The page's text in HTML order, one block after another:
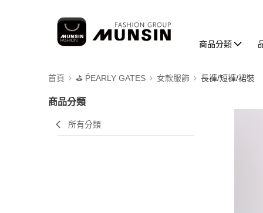
商品分類
首頁 ⛳️ ṔEARLY GATES 女款服飾 長褲/短褲/裙裝
商品分類
所有分類